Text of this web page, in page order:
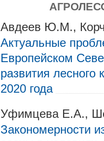
Авдеев Ю.М.,
Актуальные
Европейском
развития
2020 года
Уфимцева Е.А.,
Закономерности